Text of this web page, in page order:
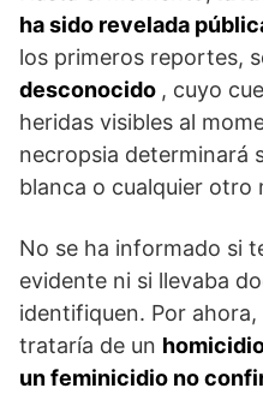
ha sido revelada
los primeros reportes,
desconocido , cuyo
heridas visibles al
necropsia determinará
blanca o cualquier otro
No se ha informado si
evidente ni si llevaba
identifiquen. Por
trataría de un
un feminicidio no